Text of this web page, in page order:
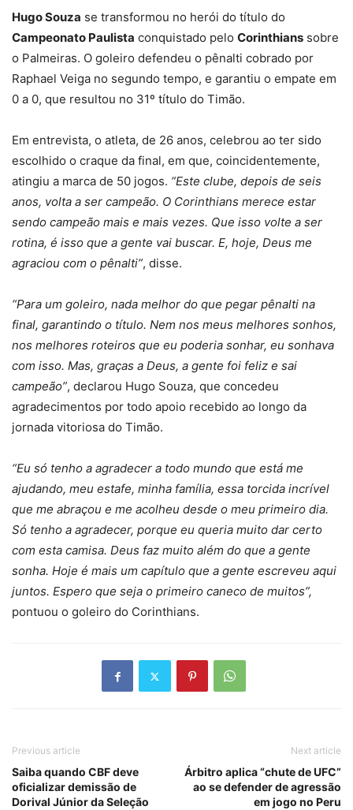
Hugo Souza se transformou no herói do título do
Campeonato Paulista conquistado pelo Corinthians sobre
o Palmeiras. O goleiro defendeu o pênalti cobrado por
Raphael Veiga no segundo tempo, e garantiu o empate em
0 a 0, que resultou no 31º título do Timão.
Em entrevista, o atleta, de 26 anos, celebrou ao ter sido
escolhido o craque da final, em que, coincidentemente,
atingiu a marca de 50 jogos. “Este clube, depois de seis
anos, volta a ser campeão. O Corinthians merece estar
sendo campeão mais e mais vezes. Que isso volte a ser
rotina, é isso que a gente vai buscar. E, hoje, Deus me
agraciou com o pênalti”, disse.
“Para um goleiro, nada melhor do que pegar pênalti na
final, garantindo o título. Nem nos meus melhores sonhos,
nos melhores roteiros que eu poderia sonhar, eu sonhava
com isso. Mas, graças a Deus, a gente foi feliz e sai
campeão”, declarou Hugo Souza, que concedeu
agradecimentos por todo apoio recebido ao longo da
jornada vitoriosa do Timão.
“Eu só tenho a agradecer a todo mundo que está me
ajudando, meu estafe, minha família, essa torcida incrível
que me abraçou e me acolheu desde o meu primeiro dia.
Só tenho a agradecer, porque eu queria muito dar certo
com esta camisa. Deus faz muito além do que a gente
sonha. Hoje é mais um capítulo que a gente escreveu aqui
juntos. Espero que seja o primeiro caneco de muitos”,
pontuou o goleiro do Corinthians.
Previous article
Saiba quando CBF deve
oficializar demissão de
Dorival Júnior da Seleção
Next article
Árbitro aplica “chute de UFC”
ao se defender de agressão
em jogo no Peru